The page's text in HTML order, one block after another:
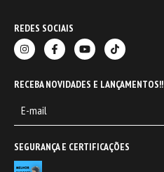
REDES SOCIAIS
RECEBA NOVIDADES E LANÇAMENTOS!!
SEGURANÇA E CERTIFICAÇÕES